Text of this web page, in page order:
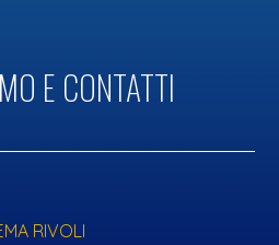
E CONTATTI
RIVOLI